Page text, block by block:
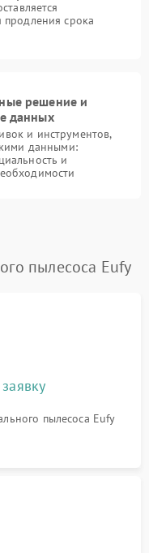
продления срока
решение и
данных
и инструментов,
данными:
и
пылесоса Eufy
пылесоса Eufy